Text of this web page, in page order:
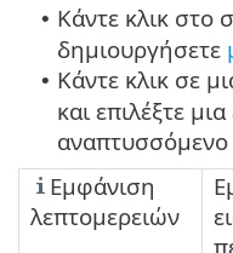
• Κάντε κλικ στο
δημιουργήσετε
• Κάντε κλικ σε
και επιλέξτε
αναπτυσσόμενο
Εμφάνιση
λεπτομερειών